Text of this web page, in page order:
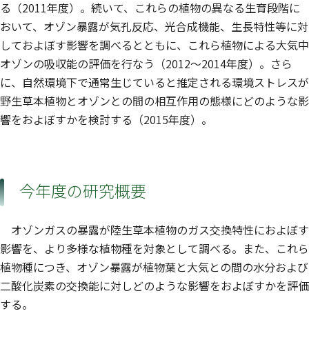
る（2011年度）。続いて、これらの植物の異なる生育段階に
おいて、オゾン暴露が気孔反応、光合成機能、生長特性等に対
しておよぼす影響を調べるとともに、これら植物による大気中
オゾンの吸収能の評価を行なう（2012〜2014年度）。さら
に、自然環境下で通常生じていると推定される環境ストレスが
野生草本植物とオゾンとの間の相互作用の態様にどのような影
響をおよぼすかを検討する（2015年度）。
今年度の研究概要
オゾンガスの暴露が陸生草本植物のガス交換特性におよぼす
影響を、より多様な植物種を対象として調べる。また、これら
植物種につき、オゾン暴露が植物葉と大気との間の水分および
二酸化炭素の交換能に対しどのような影響をおよぼすかを評価
する。